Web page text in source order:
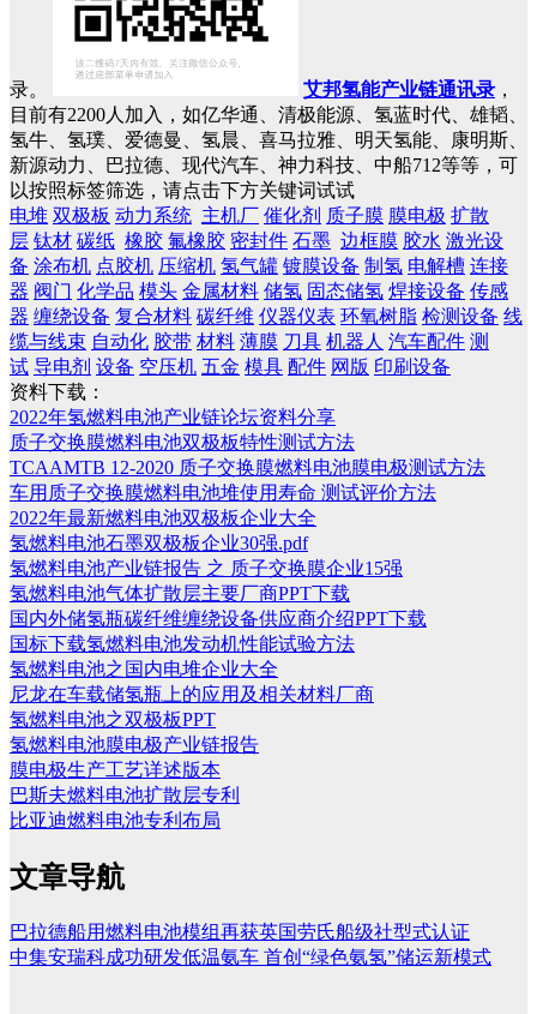
录。 艾邦氢能产业链通讯录 ，
目前有2200人加入，如亿华通、清极能源、氢蓝时代、雄韬、
氢牛、氢璞、爱德曼、氢晨、喜马拉雅、明天氢能、康明斯、
新源动力、巴拉德、现代汽车、神力科技、中船712等等，可
以按照标签筛选，请点击下方关键词试试
电堆 双极板 动力系统 主机厂 催化剂 质子膜 膜电极 扩散
层 钛材 碳纸 橡胶 氟橡胶 密封件 石墨 边框膜 胶水 激光设
备 涂布机 点胶机 压缩机 氢气罐 镀膜设备 制氢 电解槽 连接
器 阀门 化学品 模头 金属材料 储氢 固态储氢 焊接设备 传感
器 缠绕设备 复合材料 碳纤维 仪器仪表 环氧树脂 检测设备 线
缆与线束 自动化 胶带 材料 薄膜 刀具 机器人 汽车配件 测
试 导电剂 设备 空压机 五金 模具 配件 网版 印刷设备
资料下载：
2022年氢燃料电池产业链论坛资料分享
质子交换膜燃料电池双极板特性测试方法
TCAAMTB 12-2020 质子交换膜燃料电池膜电极测试方法
车用质子交换膜燃料电池堆使用寿命 测试评价方法
2022年最新燃料电池双极板企业大全
氢燃料电池石墨双极板企业30强.pdf
氢燃料电池产业链报告 之 质子交换膜企业15强
氢燃料电池气体扩散层主要厂商PPT下载
国内外储氢瓶碳纤维缠绕设备供应商介绍PPT下载
国标下载氢燃料电池发动机性能试验方法
氢燃料电池之国内电堆企业大全
尼龙在车载储氢瓶上的应用及相关材料厂商
氢燃料电池之双极板PPT
氢燃料电池膜电极产业链报告
膜电极生产工艺详述版本
巴斯夫燃料电池扩散层专利
比亚迪燃料电池专利布局
文章导航
巴拉德船用燃料电池模组再获英国劳氏船级社型式认证
中集安瑞科成功研发低温氨车 首创“绿色氨氢”储运新模式